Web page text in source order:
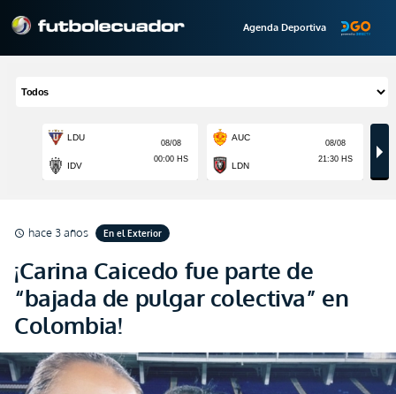
Agenda Deportiva
schedule hace 3 años En el Exterior
¡Carina Caicedo fue parte de
“bajada de pulgar colectiva” en
Colombia!